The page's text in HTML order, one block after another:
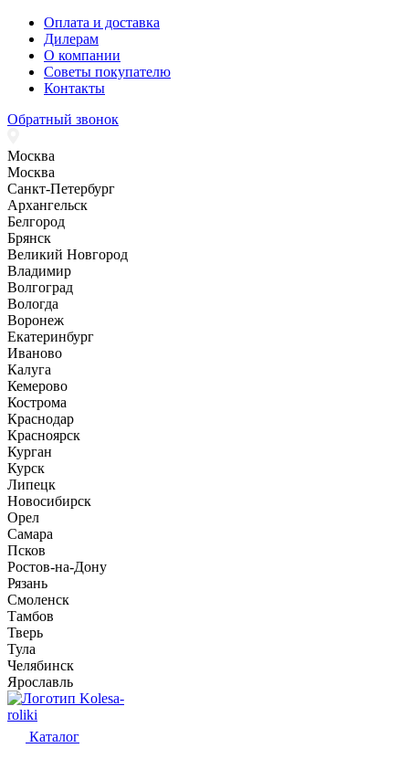
Оплата и доставка
Дилерам
О компании
Советы покупателю
Контакты
Обратный звонок
Москва
Москва
Санкт-Петербург
Архангельск
Белгород
Брянск
Великий Новгород
Владимир
Волгоград
Вологда
Воронеж
Екатеринбург
Иваново
Калуга
Кемерово
Кострома
Краснодар
Красноярск
Курган
Курск
Липецк
Новосибирск
Орел
Самара
Псков
Ростов-на-Дону
Рязань
Смоленск
Тамбов
Тверь
Тула
Челябинск
Ярославль
Kolesa-
roliki
Каталог